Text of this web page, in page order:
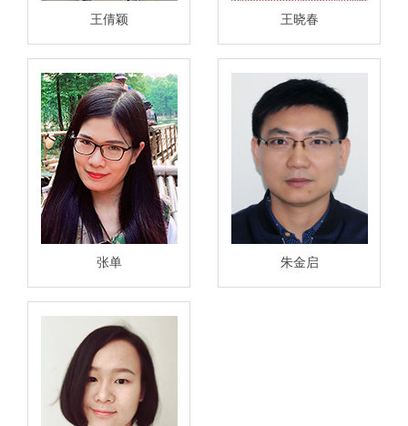
王倩颖 王晓春
张单 朱金启